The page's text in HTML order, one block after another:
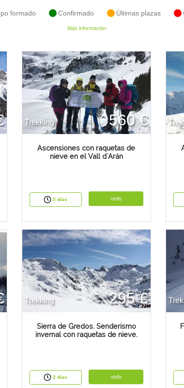
formado Confirmado Últimas plazas
Más información
Trekking 560 €
Ascensiones con raquetas de
nieve en el Vall d´Arán
5 días +info
Trekking 295 €
Sierra de Gredos. Senderismo
invernal con raquetas de nieve.
2 días +info